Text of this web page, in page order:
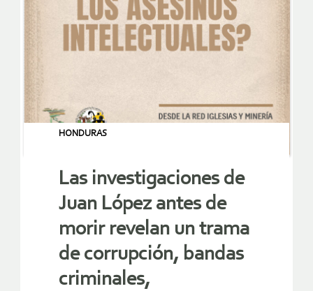
HONDURAS
Las investigaciones de
Juan López antes de
morir revelan un trama
de corrupción, bandas
criminales,